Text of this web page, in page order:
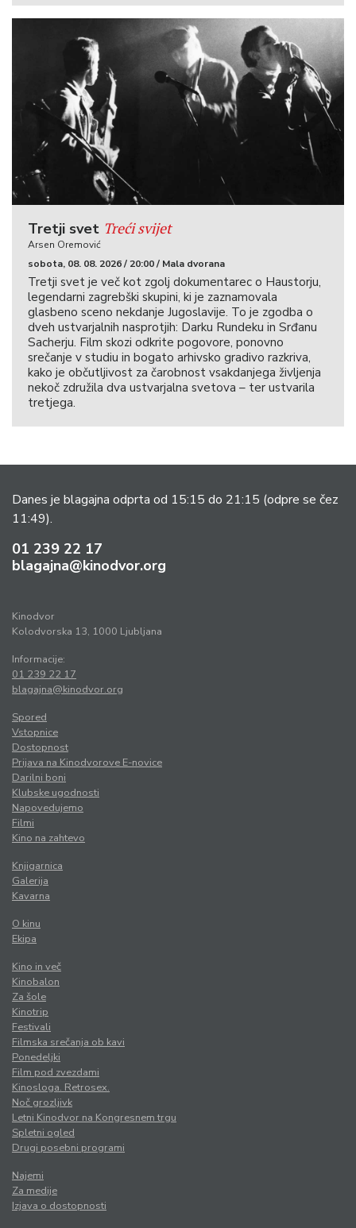
Tretji svet Treći svijet
Arsen Oremović
sobota, 08. 08. 2026 / 20:00 / Mala dvorana
Tretji svet je več kot zgolj dokumentarec o Haustorju,
legendarni zagrebški skupini, ki je zaznamovala
glasbeno sceno nekdanje Jugoslavije. To je zgodba o
dveh ustvarjalnih nasprotjih: Darku Rundeku in Srđanu
Sacherju. Film skozi odkrite pogovore, ponovno
srečanje v studiu in bogato arhivsko gradivo razkriva,
kako je občutljivost za čarobnost vsakdanjega življenja
nekoč združila dva ustvarjalna svetova – ter ustvarila
tretjega.
Danes je blagajna odprta od 15:15 do 21:15 (odpre se čez
11:49).
01 239 22 17
blagajna@kinodvor.org
Kinodvor
Kolodvorska 13, 1000 Ljubljana
Informacije:
01 239 22 17
blagajna@kinodvor.org
Spored
Vstopnice
Dostopnost
Prijava na Kinodvorove E-novice
Darilni boni
Klubske ugodnosti
Napovedujemo
Filmi
Kino na zahtevo
Knjigarnica
Galerija
Kavarna
O kinu
Ekipa
Kino in več
Kinobalon
Za šole
Kinotrip
Festivali
Filmska srečanja ob kavi
Ponedeljki
Film pod zvezdami
Kinosloga. Retrosex.
Noč grozljivk
Letni Kinodvor na Kongresnem trgu
Spletni ogled
Drugi posebni programi
Najemi
Za medije
Izjava o dostopnosti